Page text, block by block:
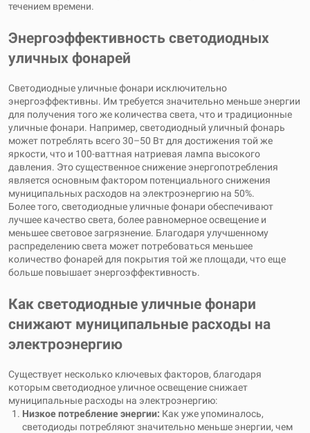
течением времени.
Энергоэффективность светодиодных
уличных фонарей
Светодиодные уличные фонари исключительно
энергоэффективны. Им требуется значительно меньше энергии
для получения того же количества света, что и традиционные
уличные фонари. Например, светодиодный уличный фонарь
может потреблять всего 30–50 Вт для достижения той же
яркости, что и 100-ваттная натриевая лампа высокого
давления. Это существенное снижение энергопотребления
является основным фактором потенциального снижения
муниципальных расходов на электроэнергию на 50%.
Более того, светодиодные уличные фонари обеспечивают
лучшее качество света, более равномерное освещение и
меньшее световое загрязнение. Благодаря улучшенному
распределению света может потребоваться меньшее
количество фонарей для покрытия той же площади, что еще
больше повышает энергоэффективность.
Как светодиодные уличные фонари
снижают муниципальные расходы на
электроэнергию
Существует несколько ключевых факторов, благодаря
которым светодиодное уличное освещение снижает
муниципальные расходы на электроэнергию:
Низкое потребление энергии: Как уже упоминалось,
светодиоды потребляют значительно меньше энергии, чем